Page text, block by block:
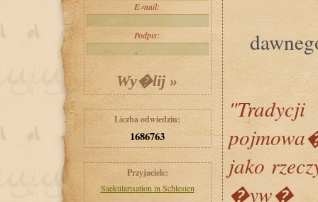
E-mail:
Podpis:
Liczba odwiedzin:
1686763
Przyjaciele:
Saekularisation in Schlesien
jako
�yw�